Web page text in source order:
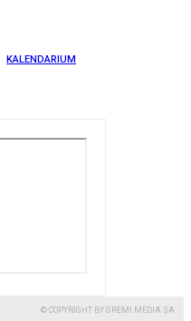
KALENDARIUM
© COPYRIGHT BY GREMI MEDIA SA